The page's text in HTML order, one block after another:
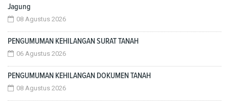
Jagung
08 Agustus 2026
PENGUMUMAN KEHILANGAN SURAT TANAH
06 Agustus 2026
PENGUMUMAN KEHILANGAN DOKUMEN TANAH
08 Agustus 2026